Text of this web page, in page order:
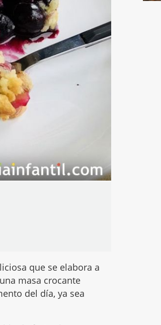
que se elabora a
masa crocante
del día, ya sea